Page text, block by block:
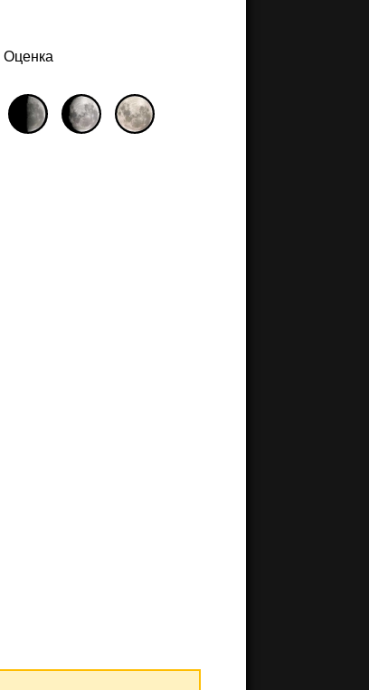
Оценка